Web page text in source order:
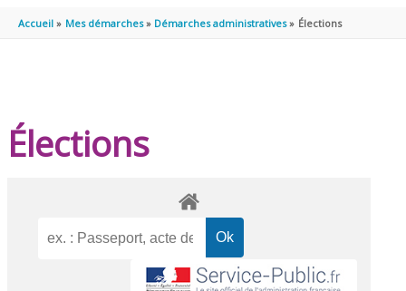
PRINCIPAL
Accueil Mes démarches Démarches administratives Élections
Élections